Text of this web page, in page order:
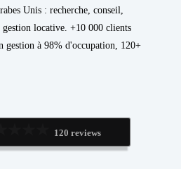
Unis : recherche, conseil,
locative. +10 000 clients
gestion à 98% d'occupation, 120+
120 reviews